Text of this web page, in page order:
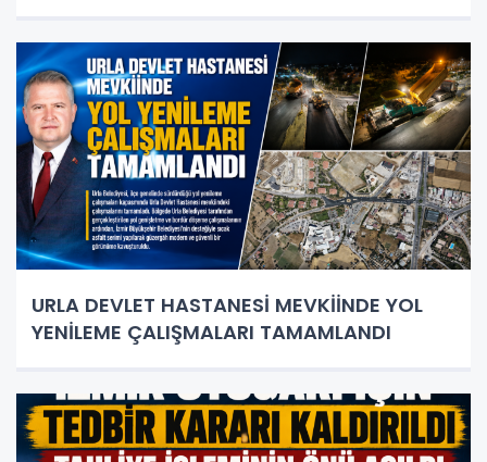
URLA DEVLET HASTANESİ MEVKİİNDE YOL
YENİLEME ÇALIŞMALARI TAMAMLANDI